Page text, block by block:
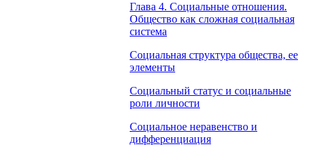
Глава 4. Социальные отношения.
Общество как сложная социальная
система
Социальная структура общества, ее
элементы
Социальный статус и социальные
роли личности
Социальное неравенство и
дифференциация